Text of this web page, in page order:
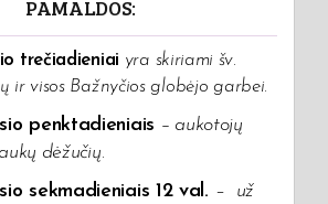
PAMALDOS:
trečiadieniai yra skiriami šv.
ir visos Bažnyčios globėjo garbei.
penktadieniais – aukotojų
dėžučių.
sekmadieniais 12 val. –
už